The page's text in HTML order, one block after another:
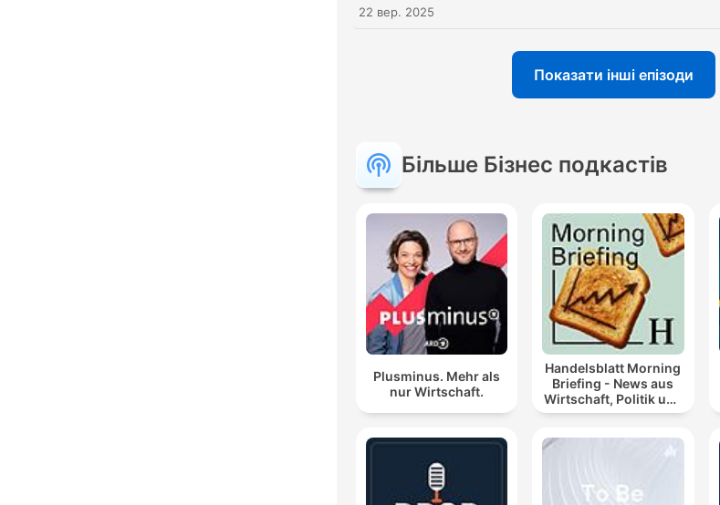
22 вер. 2025
Показати інші епізоди
Більше Бізнес подкастів
Plusminus. Mehr als
nur Wirtschaft.
Handelsblatt Morning
Briefing - News aus
Wirtschaft, Politik und
Finanzen